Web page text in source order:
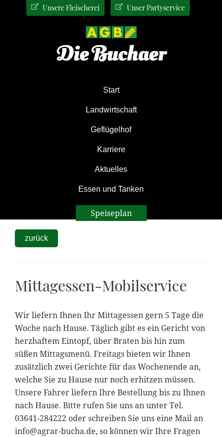
Hauptnavigation
Seitenspalte
Unsere Fleischerei Unser Partyservice
Start
Landwirtschaft
Geflügelhof
Karriere
Aktuelles
Essen und Tanken
Speiseplan
zurück
Mittagessen-Mobilservice
Wir liefern Ihnen Ihr Mittagessen gern 5 Tage die
Woche nach Hause. Täglich gibt es ein Gericht von
herzhaftem Eintopf, über Braten bis hin zum
süßen Mittagsmenü. Freitags bieten wir Ihnen
zusätzlich zwei Gerichte für das Wochenende an,
welche Sie zu Hause nur noch erhitzen müssen.
Unsere Fahrer liefern Ihre Bestellung bis zu Ihnen
nach Hause. Bitte rufen Sie uns an unter Tel.
03641-284222 oder schreiben Sie uns eine Mail an
info@agrar-bucha.de, so können wir Ihre Fragen